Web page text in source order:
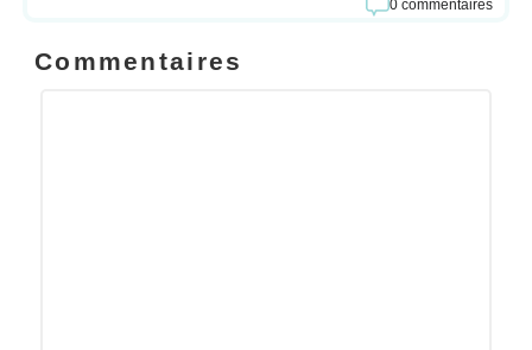
0 commentaires
Commentaires